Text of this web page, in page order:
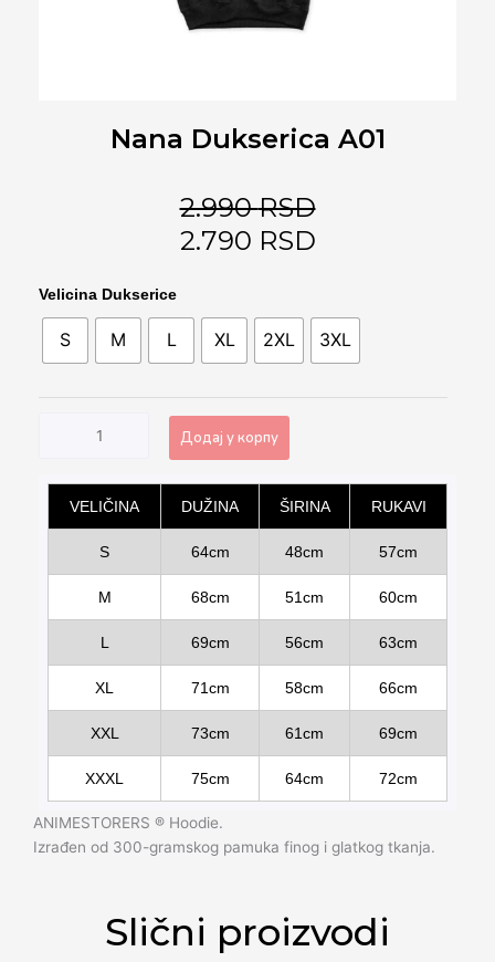
Nana Dukserica A01
2.990RSD
2.790 RSD
Velicina Dukserice
S M L XL 2XL 3XL
Nana
Dukserica
A01
количина
Додај у корпу
Alternative:
VELIČINA
DUŽINA ŠIRINA RUKAVI
S 64cm 48cm 57cm
M 68cm 51cm 60cm
L 69cm 56cm 63cm
XL 71cm 58cm 66cm
XXL 73cm 61cm 69cm
XXXL 75cm 64cm 72cm
ANIMESTORERS ®️ Hoodie.
Izrađen od 300-gramskog pamuka finog i glatkog tkanja.
Slični proizvodi